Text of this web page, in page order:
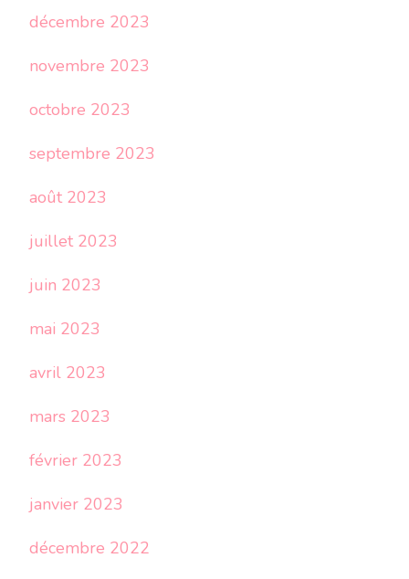
décembre 2023
novembre 2023
octobre 2023
septembre 2023
août 2023
juillet 2023
juin 2023
mai 2023
avril 2023
mars 2023
février 2023
janvier 2023
décembre 2022